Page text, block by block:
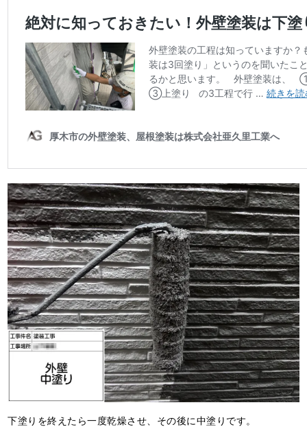
下塗りを終えたら一度乾燥させ、その後に中塗りです。